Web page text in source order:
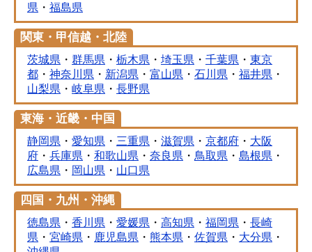
県 ・ 福島県
関東・甲信越・北陸
茨城県 ・ 群馬県 ・ 栃木県 ・ 埼玉県 ・ 千葉県 ・ 東京
都 ・ 神奈川県 ・ 新潟県 ・ 富山県 ・ 石川県 ・ 福井県 ・
山梨県 ・ 岐阜県 ・ 長野県
東海・近畿・中国
静岡県 ・ 愛知県 ・ 三重県 ・ 滋賀県 ・ 京都府 ・ 大阪
府 ・ 兵庫県 ・ 和歌山県 ・ 奈良県 ・ 鳥取県 ・ 島根県 ・
広島県 ・ 岡山県 ・ 山口県
四国・九州・沖縄
徳島県 ・ 香川県 ・ 愛媛県 ・ 高知県 ・ 福岡県 ・ 長崎
県 ・ 宮崎県 ・ 鹿児島県 ・ 熊本県 ・ 佐賀県 ・ 大分県 ・